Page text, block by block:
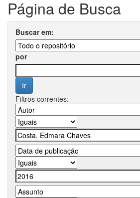
Página de Busca
Buscar em:
por
Filtros correntes: